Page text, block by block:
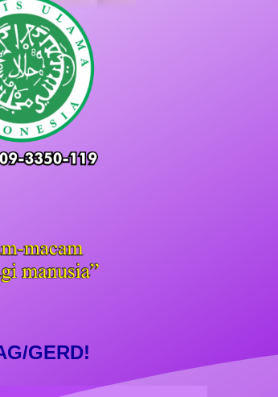
GERD!